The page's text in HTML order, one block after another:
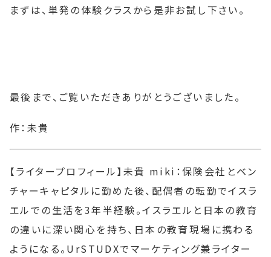
まずは、単発の体験クラスから是非お試し下さい。
最後まで、ご覧いただきありがとうございました。
作：未貴
【ライタープロフィール】未貴 miki：保険会社とベン
チャーキャピタルに勤めた後、配偶者の転勤でイスラ
エルでの生活を3年半経験。イスラエルと日本の教育
の違いに深い関心を持ち、日本の教育現場に携わる
ようになる。UrSTUDXでマーケティング兼ライター